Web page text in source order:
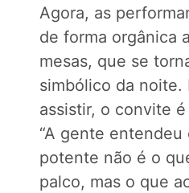
Agora, as
de forma orgânica
mesas, que se
simbólico da noite.
assistir, o convite é
“A gente entendeu
potente não é o
palco, mas o que